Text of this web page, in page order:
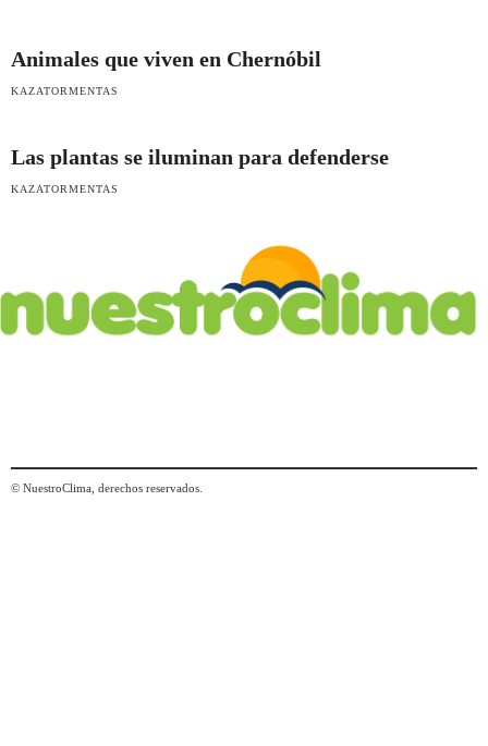
Animales que viven en Chernóbil
KAZATORMENTAS
Las plantas se iluminan para defenderse
KAZATORMENTAS
© NuestroClima, derechos reservados.